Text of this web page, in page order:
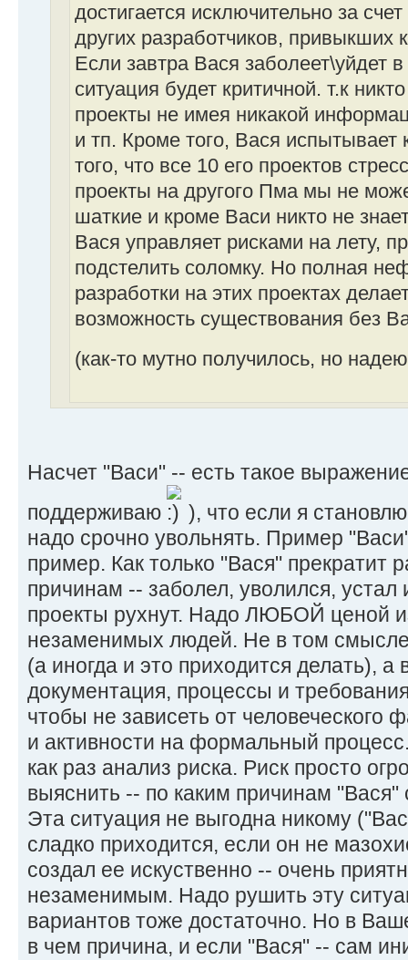
достигается исключительно за
других разработчиков, привыкших
Если завтра Вася заболеет\уйдет в
ситуация будет критичной. т.к
проекты не имея никакой
и тп. Кроме того, Вася испытывает
того, что все 10 его проектов
проекты на другого Пма мы не
шаткие и кроме Васи никто не
Вася управляет рисками на лету,
подстелить соломку. Но полная
разработки на этих проектах
возможность существования без
(как-то мутно получилось, но
Насчет "Васи" -- есть такое
поддерживаю
), что если я
надо срочно увольнять. Пример
пример. Как только "Вася" прекратит
причинам -- заболел, уволился, устал
проекты рухнут. Надо ЛЮБОЙ ценой
незаменимых людей. Не в том
(а иногда и это приходится делать),
документация, процессы и
чтобы не зависеть от человеческого
и активности на формальный
как раз анализ риска. Риск просто
выяснить -- по каким причинам
Эта ситуация не выгодна никому
сладко приходится, если он не
создал ее искуственно -- очень
незаменимым. Надо рушить эту
вариантов тоже достаточно. Но в
в чем причина, и если "Вася" -- сам